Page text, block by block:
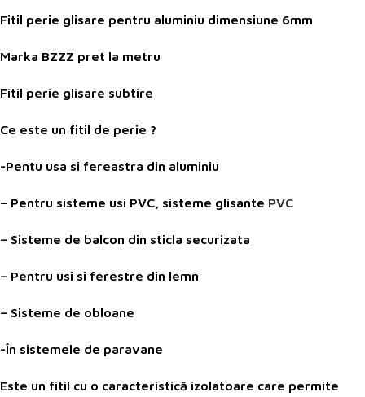
Fitil perie glisare pentru aluminiu dimensiune 6mm
Marka BZZZ pret la metru
Fitil perie glisare subtire
Ce este un fitil de perie ?
-Pentu usa si fereastra din aluminiu
– Pentru sisteme usi PVC, sisteme glisante PVC
– Sisteme de balcon din sticla securizata
– Pentru usi si ferestre din lemn
– Sisteme de obloane
-În sistemele de paravane
Este un fitil cu o caracteristică izolatoare care permite